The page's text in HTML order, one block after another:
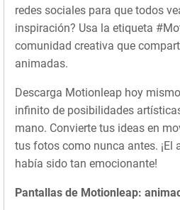
redes sociales para que todos
inspiración? Usa la etiqueta
comunidad creativa que
animadas.
Descarga Motionleap hoy
infinito de posibilidades
mano. Convierte tus ideas en
tus fotos como nunca antes. ¡El
había sido tan emocionante!
Pantallas de Motionleap: